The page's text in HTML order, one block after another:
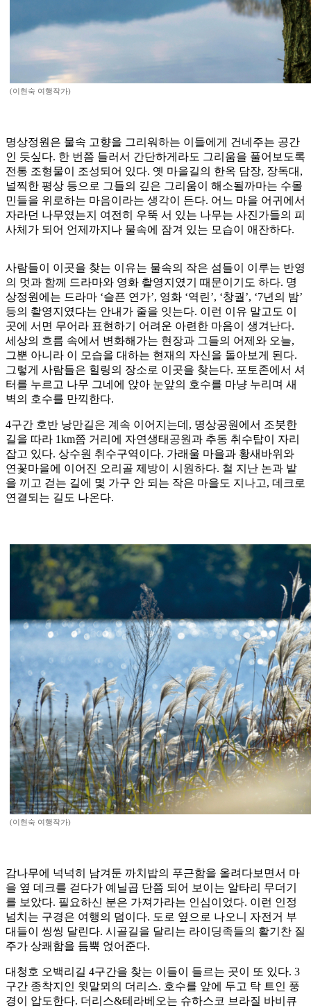
(이현숙 여행작가)
명상정원은 물속 고향을 그리워하는 이들에게 건네주는 공간
인 듯싶다. 한 번쯤 들러서 간단하게라도 그리움을 풀어보도록
전통 조형물이 조성되어 있다. 옛 마을길의 한옥 담장, 장독대,
널찍한 평상 등으로 그들의 깊은 그리움이 해소될까마는 수몰
민들을 위로하는 마음이라는 생각이 든다. 어느 마을 어귀에서
자라던 나무였는지 여전히 우뚝 서 있는 나무는 사진가들의 피
사체가 되어 언제까지나 물속에 잠겨 있는 모습이 애잔하다.
사람들이 이곳을 찾는 이유는 물속의 작은 섬들이 이루는 반영
의 멋과 함께 드라마와 영화 촬영지였기 때문이기도 하다. 명
상정원에는 드라마 ‘슬픈 연가’, 영화 ‘역린’, ‘창궐’, ‘7년의 밤’
등의 촬영지였다는 안내가 줄을 잇는다. 이런 이유 말고도 이
곳에 서면 무어라 표현하기 어려운 아련한 마음이 생겨난다.
세상의 흐름 속에서 변화해가는 현장과 그들의 어제와 오늘,
그뿐 아니라 이 모습을 대하는 현재의 자신을 돌아보게 된다.
그렇게 사람들은 힐링의 장소로 이곳을 찾는다. 포토존에서 셔
터를 누르고 나무 그네에 앉아 눈앞의 호수를 마냥 누리며 새
벽의 호수를 만끽한다.
4구간 호반 낭만길은 계속 이어지는데, 명상공원에서 조붓한
길을 따라 1km쯤 거리에 자연생태공원과 추동 취수탑이 자리
잡고 있다. 상수원 취수구역이다. 가래울 마을과 황새바위와
연꽃마을에 이어진 오리골 제방이 시원하다. 철 지난 논과 밭
을 끼고 걷는 길에 몇 가구 안 되는 작은 마을도 지나고, 데크로
연결되는 길도 나온다.
(이현숙 여행작가)
감나무에 넉넉히 남겨둔 까치밥의 푸근함을 올려다보면서 마
을 옆 데크를 걷다가 예닐곱 단쯤 되어 보이는 알타리 무더기
를 보았다. 필요하신 분은 가져가라는 인심이었다. 이런 인정
넘치는 구경은 여행의 덤이다. 도로 옆으로 나오니 자전거 부
대들이 씽씽 달린다. 시골길을 달리는 라이딩족들의 활기찬 질
주가 상쾌함을 듬뿍 얹어준다.
대청호 오백리길 4구간을 찾는 이들이 들르는 곳이 또 있다. 3
구간 종착지인 윗말뫼의 더리스. 호수를 앞에 두고 탁 트인 풍
경이 압도한다. 더리스&테라베오는 슈하스코 브라질 바비큐